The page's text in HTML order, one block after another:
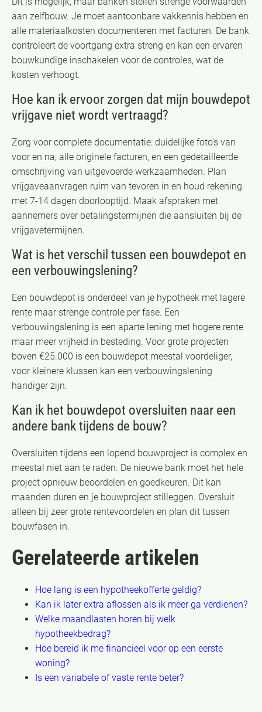
aan zelfbouw. Je moet aantoonbare vakkennis hebben en
alle materiaalkosten documenteren met facturen. De bank
controleert de voortgang extra streng en kan een ervaren
bouwkundige inschakelen voor de controles, wat de
kosten verhoogt.
Hoe kan ik ervoor zorgen dat mijn bouwdepot
vrijgave niet wordt vertraagd?
Zorg voor complete documentatie: duidelijke foto's van
voor en na, alle originele facturen, en een gedetailleerde
omschrijving van uitgevoerde werkzaamheden. Plan
vrijgaveaanvragen ruim van tevoren in en houd rekening
met 7-14 dagen doorlooptijd. Maak afspraken met
aannemers over betalingstermijnen die aansluiten bij de
vrijgavetermijnen.
Wat is het verschil tussen een bouwdepot en
een verbouwingslening?
Een bouwdepot is onderdeel van je hypotheek met lagere
rente maar strenge controle per fase. Een
verbouwingslening is een aparte lening met hogere rente
maar meer vrijheid in besteding. Voor grote projecten
boven €25.000 is een bouwdepot meestal voordeliger,
voor kleinere klussen kan een verbouwingslening
handiger zijn.
Kan ik het bouwdepot oversluiten naar een
andere bank tijdens de bouw?
Oversluiten tijdens een lopend bouwproject is complex en
meestal niet aan te raden. De nieuwe bank moet het hele
project opnieuw beoordelen en goedkeuren. Dit kan
maanden duren en je bouwproject stilleggen. Oversluit
alleen bij zeer grote rentevoordelen en plan dit tussen
bouwfasen in.
Gerelateerde artikelen
Hoe lang is een hypotheekofferte geldig?
Kan ik later extra aflossen als ik meer ga verdienen?
Welke maandlasten horen bij welk
hypotheekbedrag?
Hoe bereid ik me financieel voor op een eerste
woning?
Is een variabele of vaste rente beter?